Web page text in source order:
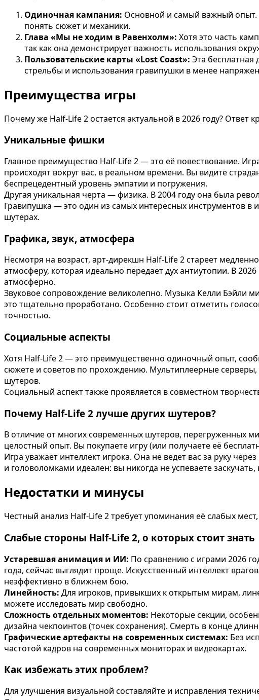
Одиночная кампания: Основной и самый важный опыт.
понять сюжет и механики.
Глава «Мы не ходим в Равенхолм»: Хотя это часть
так как она демонстрирует важность использования
Пользовательские карты «Lost Coast»: Эта бесплатная
стрельбы и использования гравипушки в менее
Преимущества игры
Почему же Half-Life 2 остается актуальной в 2026 году?
Уникальные фишки
Главное преимущество Half-Life 2 — это её повествование.
происходят вокруг вас, в реальном времени. Вы видите
беспрецедентный уровень эмпатии и погружения.
Другая уникальная черта — физика. В 2004 году она была
Гравипушка — это один из самых интересных инструментов в
шутерах.
Графика, звук, атмосфера
Несмотря на возраст, арт-дирекшн Half-Life 2 стареет
атмосферу, которая идеально передает дух антиутопии. В
атмосферно.
Звуковое сопровождение великолепно. Музыка Келли Бэйли
это тщательно проработано. Особенно стоит отметить
точностью.
Социальные аспекты
Хотя Half-Life 2 — это преимущественно одиночный опыт,
сюжете и советов по прохождению. Мультиплеерные
шутеров.
Социальный аспект также проявляется в совместном
Почему Half-Life 2 лучше других шутеров?
В отличие от многих современных шутеров, перегруженных
целостный опыт. Вы покупаете игру (или получаете её
Игра уважает интеллект игрока. Она не ведет вас за руку
и головоломками идеален: вы никогда не успеваете
Недостатки и минусы
Честный анализ Half-Life 2 требует упоминания её слабых
Слабые стороны Half-Life 2, о которых стоит знать
Устаревшая анимация и ИИ: По сравнению с играми 2026
года, сейчас выглядит проще. Искусственный интеллект
неэффективно в ближнем бою.
Линейность: Для игроков, привыкших к открытым мирам,
можете исследовать мир свободно.
Сложность отдельных моментов: Некоторые секции,
дизайна чекпоинтов (точек сохранения). Смерть в конце
Графические артефакты на современных системах: Без
частотой кадров на современных мониторах и видеокартах.
Как избежать этих проблем?
Для улучшения визуальной составляйте и исправления